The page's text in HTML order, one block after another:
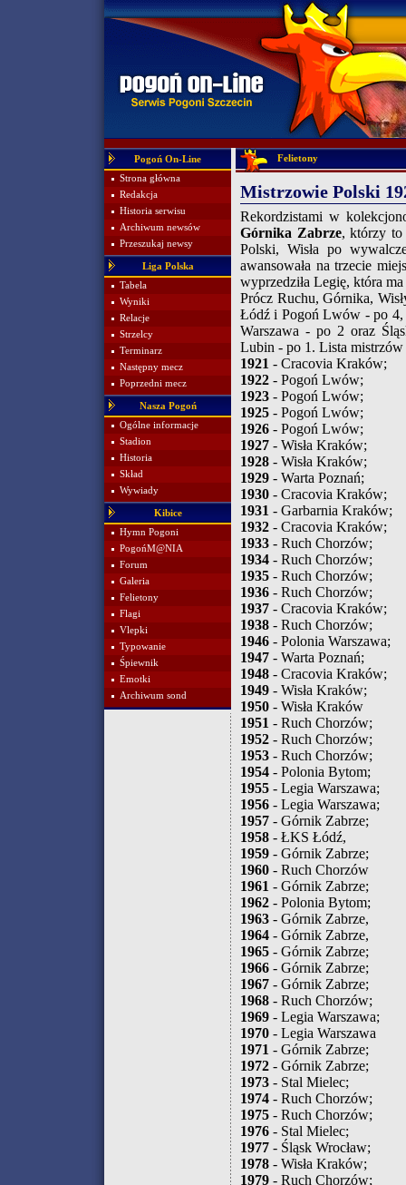
Pogoń On-Line
Strona główna
Redakcja
Historia serwisu
Archiwum newsów
Przeszukaj newsy
Liga Polska
Tabela
Wyniki
Relacje
Strzelcy
Terminarz
Następny mecz
Poprzedni mecz
Nasza Pogoń
Ogólne informacje
Stadion
Historia
Skład
Wywiady
Kibice
Hymn Pogoni
PogońM@NIA
Forum
Galeria
Felietony
Flagi
Vlepki
Typowanie
Śpiewnik
Emotki
Archiwum sond
Felietony
Mistrzowie Polski
Rekordzistami w
Górnika Zabrze, którzy to
Polski, Wisła po
awansowała na trzecie
wyprzedziła Legię, która
Prócz Ruchu, Górnika,
Łódź i Pogoń Lwów - po 4,
Warszawa - po 2 oraz
Lubin - po 1. Lista mistrzów
1921 - Cracovia Kraków;
1922 - Pogoń Lwów;
1923 - Pogoń Lwów;
1925 - Pogoń Lwów;
1926 - Pogoń Lwów;
1927 - Wisła Kraków;
1928 - Wisła Kraków;
1929 - Warta Poznań;
1930 - Cracovia Kraków;
1931 - Garbarnia Kraków;
1932 - Cracovia Kraków;
1933 - Ruch Chorzów;
1934 - Ruch Chorzów;
1935 - Ruch Chorzów;
1936 - Ruch Chorzów;
1937 - Cracovia Kraków;
1938 - Ruch Chorzów;
1946 - Polonia Warszawa;
1947 - Warta Poznań;
1948 - Cracovia Kraków;
1949 - Wisła Kraków;
1950 - Wisła Kraków
1951 - Ruch Chorzów;
1952 - Ruch Chorzów;
1953 - Ruch Chorzów;
1954 - Polonia Bytom;
1955 - Legia Warszawa;
1956 - Legia Warszawa;
1957 - Górnik Zabrze;
1958 - ŁKS Łódź,
1959 - Górnik Zabrze;
1960 - Ruch Chorzów
1961 - Górnik Zabrze;
1962 - Polonia Bytom;
1963 - Górnik Zabrze,
1964 - Górnik Zabrze,
1965 - Górnik Zabrze;
1966 - Górnik Zabrze;
1967 - Górnik Zabrze;
1968 - Ruch Chorzów;
1969 - Legia Warszawa;
1970 - Legia Warszawa
1971 - Górnik Zabrze;
1972 - Górnik Zabrze;
1973 - Stal Mielec;
1974 - Ruch Chorzów;
1975 - Ruch Chorzów;
1976 - Stal Mielec;
1977 - Śląsk Wrocław;
1978 - Wisła Kraków;
1979 - Ruch Chorzów;